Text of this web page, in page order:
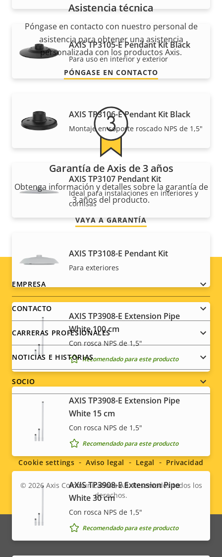
AXIS TP3105-E Pendant Kit Black
Para uso en interior y exterior
AXIS TP3106-E Pendant Kit Black
Montaje en soporte roscado NPS de 1,5"
AXIS TP3107 Pendant Kit
Ideal para instalaciones en interiores y
cornisas
AXIS TP3108-E Pendant Kit
Para exteriores
AXIS TP3908-E Extension Pipe
White 100 cm
Con rosca NPS de 1,5"
Recomendado para este producto
AXIS TP3908-E Extension Pipe
White 15 cm
Con rosca NPS de 1,5"
Recomendado para este producto
AXIS TP3908-E Extension Pipe
White 30 cm
Con rosca NPS de 1,5"
Recomendado para este producto
Asistencia técnica
Póngase en contacto con nuestro personal de
asistencia para obtener una asistencia
personalizada con los productos Axis.
PÓNGASE EN CONTACTO
Garantía de Axis de 3 años
Obtenga información y detalles sobre la garantía de
3 años del producto.
VAYA A GARANTÍA
Footer
menu
EMPRESA
CONTACTO
CARRERAS PROFESIONALES
NOTICIAS E HISTORIAS
SOCIO
Social
menu
menu
© 2026Axis Communications AB. Reservados todos los
derechos.
Cookie settings Aviso legal Legal Privacidad